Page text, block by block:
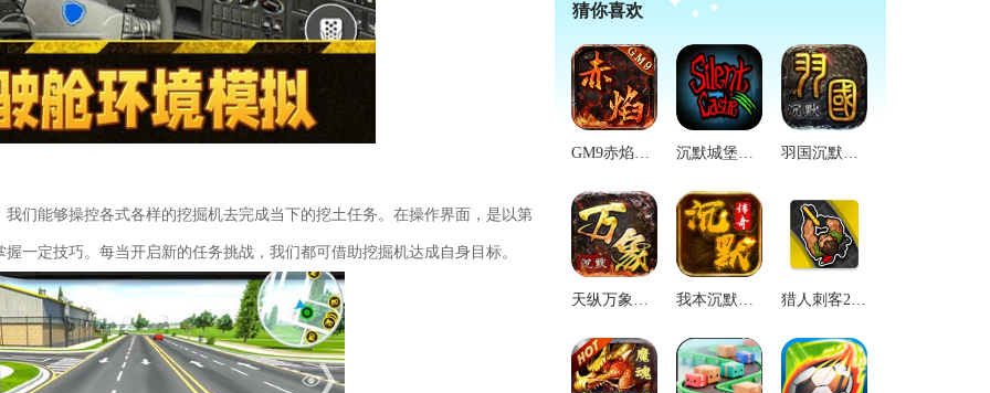
们能够操控各式各样的挖掘机去完成当下的挖土任务。在操作界面，是以第
一定技巧。每当开启新的任务挑战，我们都可借助挖掘机达成自身目标。
猜你喜欢
GM9赤焰沉默手机免费版 沉默城堡手机版 羽国沉默手机正版
天纵万象沉默游戏无广告版 我本沉默传奇游戏正版 猎人刺客2汉化版